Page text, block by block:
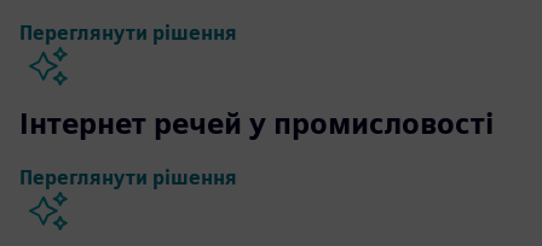
Переглянути рішення
Інтернет речей у промисловості
Переглянути рішення